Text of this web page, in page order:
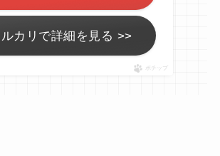
ルカリで詳細を見る >>
ポチップ